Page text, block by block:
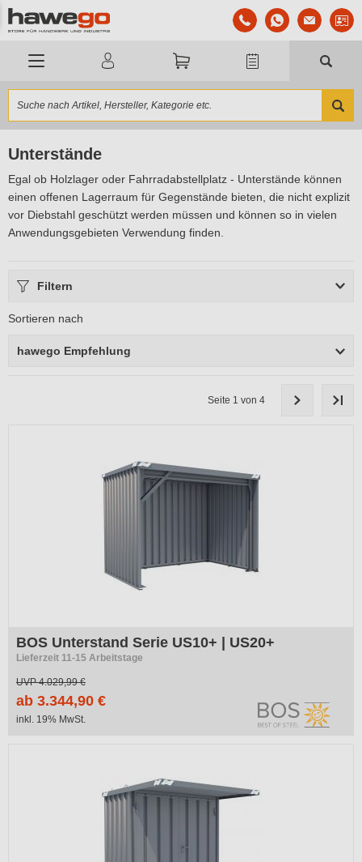
Unterstände
Egal ob Holzlager oder Fahrradabstellplatz - Unterstände können
einen offenen Lagerraum für Gegenstände bieten, die nicht explizit
vor Diebstahl geschützt werden müssen und können so in vielen
Anwendungsgebieten Verwendung finden.
Filtern
Sortieren nach
hawego Empfehlung
Seite 1 von 4
BOS Unterstand Serie US10+ | US20+
Lieferzeit 11-15 Arbeitstage
UVP4.029,99 €
ab 3.344,90 €
inkl. 19% MwSt.